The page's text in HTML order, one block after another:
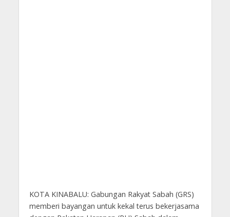
KOTA KINABALU: Gabungan Rakyat Sabah (GRS)
memberi bayangan untuk kekal terus bekerjasama